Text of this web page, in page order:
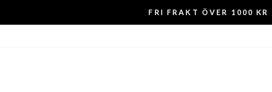
FRI FRAKT ÖVER 1000 KR